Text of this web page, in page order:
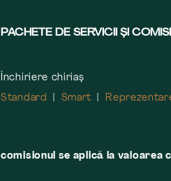
PACHETE DE SERVICII ȘI
Închiriere chiriaș
Standard
Smart
comisionul se aplică la